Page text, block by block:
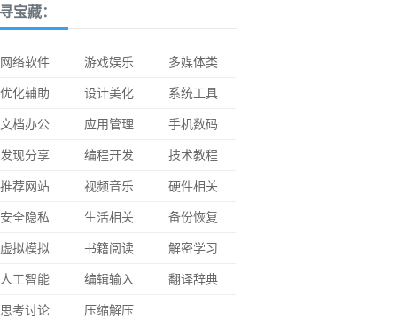
宝藏：
网络软件 游戏娱乐
多媒体类
优化辅助
设计美化
系统工具
文档办公
应用管理
手机数码
发现分享
编程开发
技术教程
推荐网站
视频音乐
硬件相关
安全隐私
生活相关
备份恢复
虚拟模拟
书籍阅读
解密学习
人工智能
编辑输入
翻译辞典
思考讨论
压缩解压